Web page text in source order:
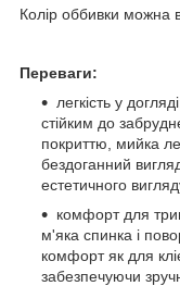
Колір оббивки можна
Переваги:
легкість у
стійким до
покриттю, мийка
бездоганний
естетичного вигляду
комфорт для
м'яка спинка і
комфорт як для
забезпечуючи